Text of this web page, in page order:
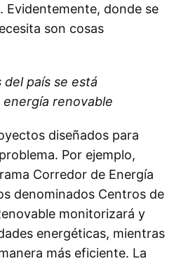
Evidentemente, donde se
son cosas
del país se está
renovable
diseñados para
Por ejemplo,
Corredor de Energía
denominados Centros de
monitorizará y
energéticas, mientras
más eficiente. La